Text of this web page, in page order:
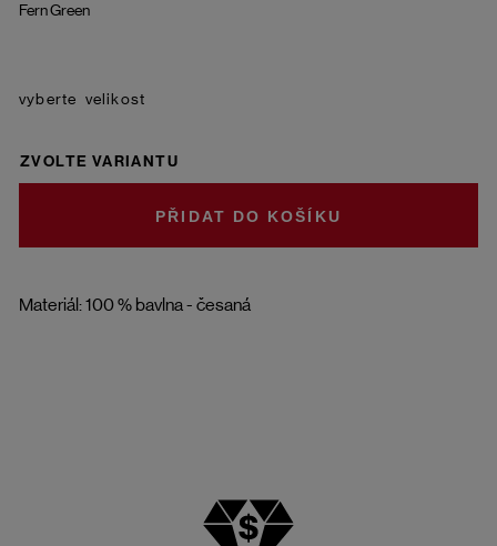
Fern Green
Materiál: 100 % bavlna - česaná
velikost
ZVOLTE VARIANTU
DO KOŠÍKU